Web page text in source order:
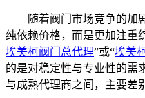
随着阀门市场竞争的加
纯依赖价格，而是更加注重
埃美柯阀门总代理”或“埃美
的是对稳定性与专业性的需
与成熟代理商之间，主要差